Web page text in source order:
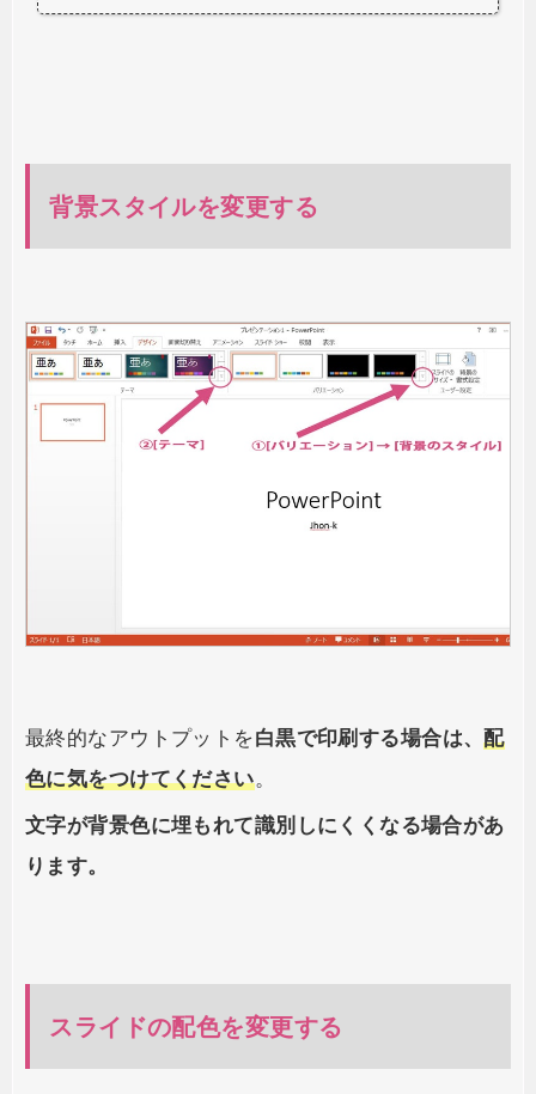
背景スタイルを変更する
最終的なアウトプットを白黒で印刷する場合は、配
色に気をつけてください。
文字が背景色に埋もれて識別しにくくなる場合があ
ります。
スライドの配色を変更する